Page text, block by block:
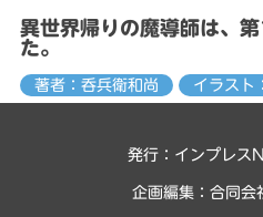
異世界帰りの魔導師は、
た。
著者：呑兵衛和尚 イラスト
発行：インプレ
企画編集： 合同会